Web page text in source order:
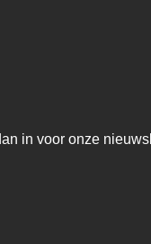
in voor onze